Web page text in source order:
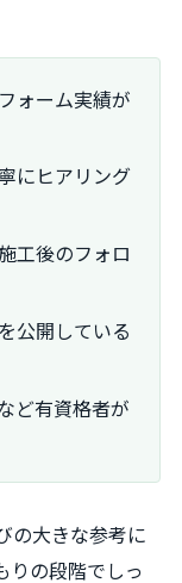
ォーム実績が
にヒアリング
工後のフォロ
公開している
ど有資格者が
の大きな参考に
りの段階でしっ